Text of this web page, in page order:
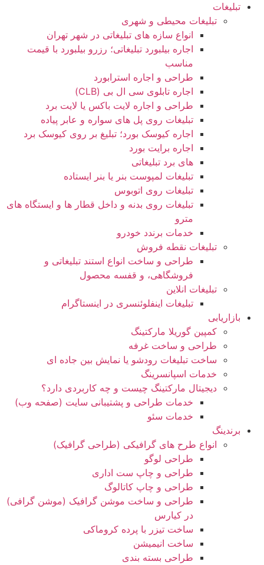
تبلیغات
تبلیغات محیطی و شهری
انواع سازه‌ های تبلیغاتی در شهر تهران
اجاره بیلبورد تبلیغاتی؛ رزرو بیلبورد با قیمت
مناسب
طراحی و اجاره استرابورد
اجاره تابلوی سی ال بی (CLB)
طراحی و اجاره لایت باکس یا لایت برد
تبلیغات روی پل های سواره و عابر پیاده
اجاره کیوسک بورد؛ تبلیغ بر روی کیوسک برد
اجاره برایت بورد
های برد تبلیغاتی
تبلیغات لمپوست بنر یا بنر ایستاده
تبلیغات روی اتوبوس
تبلیغات روی بدنه و داخل قطار ها و ایستگاه های
مترو
خدمات برندد خودرو
تبلیغات نقطه فروش
طراحی و ساخت انواع استند تبلیغاتی و
فروشگاهی، و قفسه محصول
تبلیغات انلاین
تبلیغات اینفلوئنسری در اینستاگرام
بازاریابی
کمپین گوریلا مارکتینگ
طراحی و ساخت غرفه
ساخت تبلیغات رودشو یا نمایش بین جاده ای
خدمات اسپانسرینگ
دیجیتال مارکتینگ چیست و چه کاربردی دارد؟
خدمات طراحی و پشتیبانی سایت (صفحه وب)
خدمات سئو
برندینگ
انواع طرح های گرافیکی (طراحی گرافیک)
طراحی لوگو
طراحی و چاپ ست اداری
طراحی و چاپ کاتالوگ
طراحی و ساخت موشن گرافیک (موشن گرافی)
در کیارس
ساخت تیزر با پرده کروماکی
ساخت انیمیشن
طراحی بسته بندی